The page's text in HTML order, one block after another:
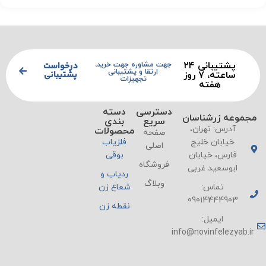
پشتیبانی ۲۴
ساعته، ۷ روز
هفته
جهت مشاوره جهت خرید،
ارتقا و پشتیبانی
تجهیزات
درخواست
پشتیبانی
مجموعه زرشناسان
آدرس: تهران،
خیابان خلیج
فارس، خیابان
ابوسعید غربی
تماس:
09014444903
ایمیل:
info@novinfelezyab.ir
دسترسی
سریع
صفحه
اصلی
فروشگاه
وبلاگ
دسته
بندی
محصولات
فلزیاب
بوقی
ردیاب و
شعاع زن
نقطه زن